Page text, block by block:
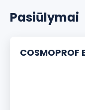
Pasiūlymai
COSMOPROF